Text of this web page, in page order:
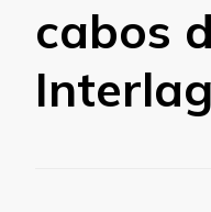
cabos